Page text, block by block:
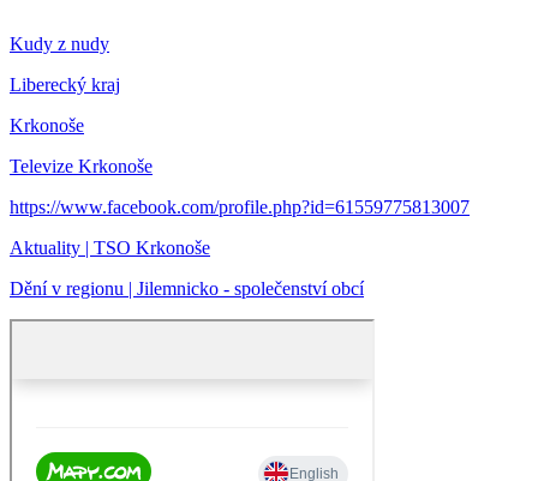
Kudy z nudy
Liberecký kraj
Krkonoše
Televize Krkonoše
https://www.facebook.com/profile.php?id=61559775813007
Aktuality | TSO Krkonoše
Dění v regionu | Jilemnicko - společenství obcí